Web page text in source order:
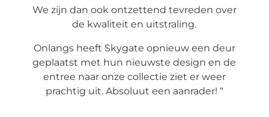
We zijn dan ook ontzettend tevreden over
de kwaliteit en uitstraling.
Onlangs heeft Skygate opnieuw een deur
geplaatst met hun nieuwste design en de
entree naar onze collectie ziet er weer
prachtig uit. Absoluut een aanrader! “